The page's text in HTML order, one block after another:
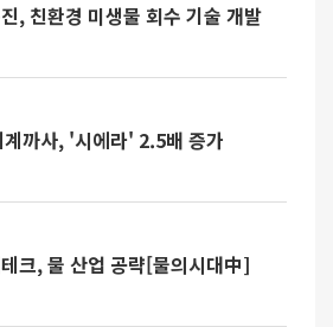
, 친환경 미생물 회수 기술 개발
까사, '시에라' 2.5배 증가
크, 물 산업 공략[물의시대中]